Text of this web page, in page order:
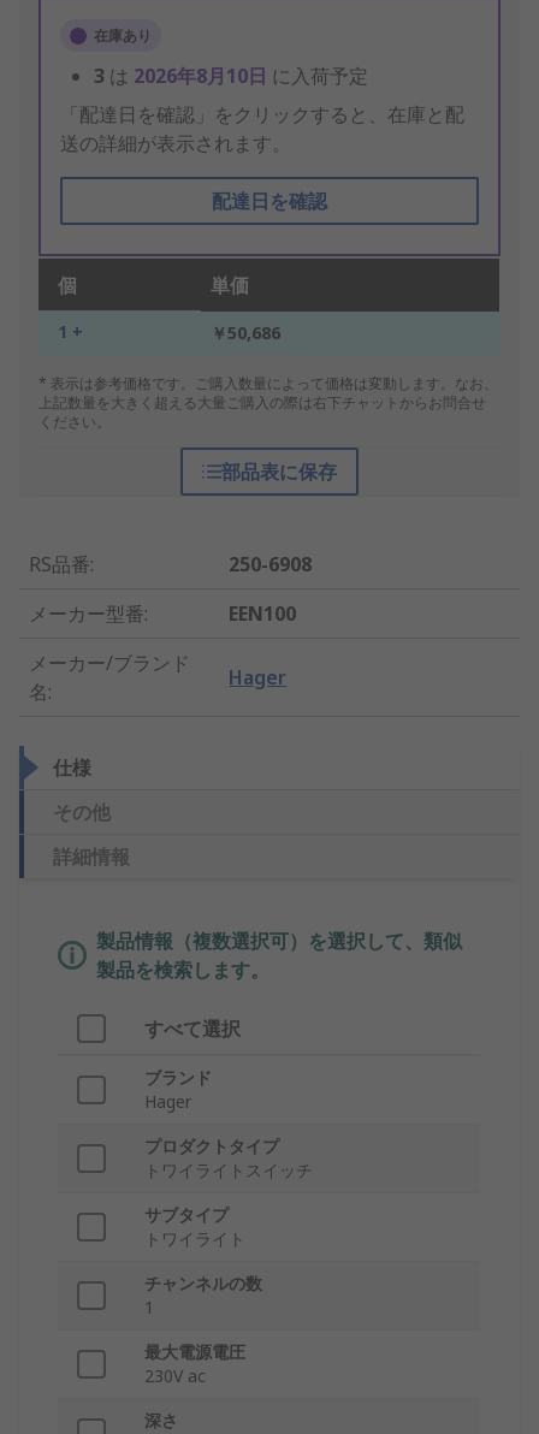
在庫あり
3 は 2026年8月10日 に入荷予定
「配達日を確認」をクリックすると、在庫と配
送の詳細が表示されます。
配達日を確認
個 単価
1 + ￥50,686
* 表示は参考価格です。ご購入数量によって価格は変動します。なお、
上記数量を大きく超える大量ご購入の際は右下チャットからお問合せ
ください。
部品表に保存
RS品番:
250-6908
メーカー型番:
EEN100
メーカー/ブランド
名:
Hager
仕様
その他
詳細情報
製品情報（複数選択可）を選択して、類似
製品を検索します。
すべて選択
ブランド
Hager
プロダクトタイプ
トワイライトスイッチ
サブタイプ
トワイライト
チャンネルの数
1
最大電源電圧
230V ac
深さ